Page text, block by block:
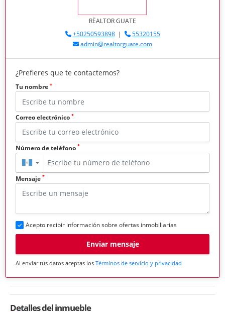
RËALTOR GUATE
+50250593898|
55320155
admin@realtorguate.com
¿Prefieres que te contactemos?
Tu nombre *
Correo electrónico *
Número de teléfono *
▼
Mensaje *
Acepto recibir información sobre ofertas inmobiliarias
Enviar mensaje
Al enviar tus datos aceptas los Términos de servicio y privacidad
Detalles del inmueble